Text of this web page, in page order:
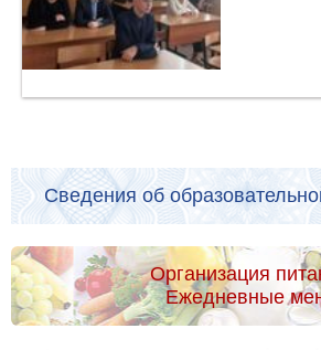
Сведения об
Организация
Ежедневные